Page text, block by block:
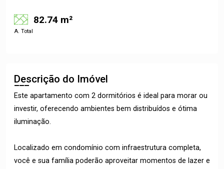
82.74 m²
A. Total
Descrição do Imóvel
Este apartamento com 2 dormitórios é ideal para morar ou
investir, oferecendo ambientes bem distribuídos e ótima
iluminação.
Localizado em condomínio com infraestrutura completa,
você e sua família poderão aproveitar momentos de lazer e